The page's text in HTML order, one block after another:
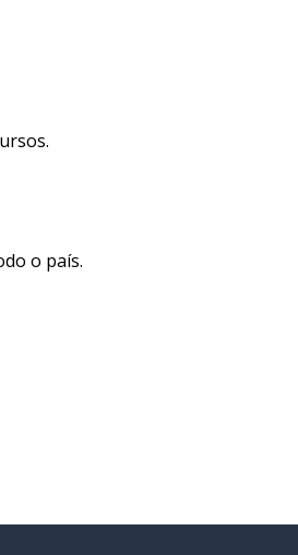
o país.